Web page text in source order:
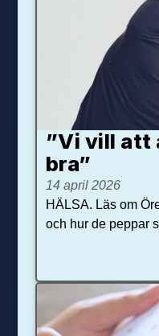
”Vi vill att
bra”
14 april 2026
HÄLSA. Läs om
och hur de peppar